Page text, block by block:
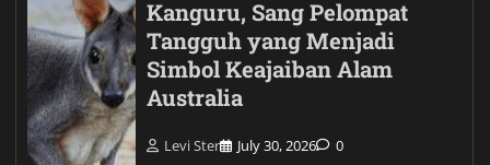
Kanguru, Sang Pelompat
Tangguh yang Menjadi
Simbol Keajaiban Alam
Australia
Levi Ster July 30, 2026 0